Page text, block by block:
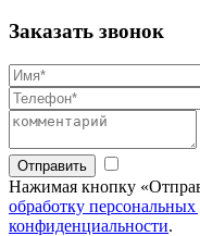
Заказать звонок
Отправить
Нажимая кнопку
обработку
конфиденциальности.